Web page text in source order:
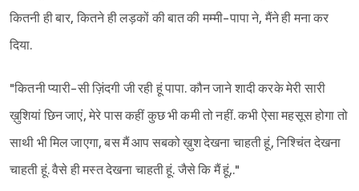
कितनी ही बार, कितने ही लड़कों की बात की मम्मी-पापा ने, मैंने ही मना कर
दिया.
"कितनी प्यारी-सी ज़िंदगी जी रही हूं पापा. कौन जाने शादी करके मेरी सारी
ख़ुशियां छिन जाएं, मेरे पास कहीं कुछ भी कमी तो नहीं. कभी ऐसा महसूस होगा तो
साथी भी मिल जाएगा, बस मैं आप सबको ख़ुश देखना चाहती हूं, निश्चिंत देखना
चाहती हूं. वैसे ही मस्त देखना चाहती हूं. जैसे कि मैं हूं,."